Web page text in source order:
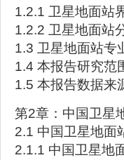
1.2.1 卫星地面站
1.2.2 卫星地面站
1.3 卫星地面站专
1.4 本报告研究范
1.5 本报告数据来
第2章：中国卫星
2.1 中国卫星地面
2.1.1 中国卫星地